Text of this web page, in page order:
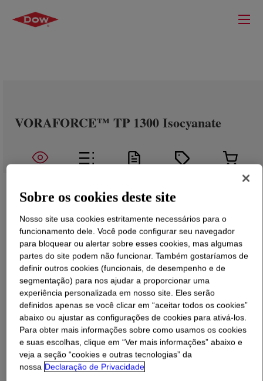
VORAFORCE™ TP 1300 Isocyanate
O que éVORAFORCE™ TP 1300 Isocyanate
In combination with VORAFORCE™ TP 1270 EU Polyol
and TM 3700 Additive it delivers a 3-component
Polyurethane system used for the manufacturing of
composites by pultrusion process. The resin system is
designed to have excellent wetting of reinforcements,
Sobre os cookies deste site
Nosso site usa cookies estritamente necessários para o
funcionamento dele. Você pode configurar seu navegador
para bloquear ou alertar sobre esses cookies, mas algumas
partes do site podem não funcionar. Também gostaríamos de
definir outros cookies (funcionais, de desempenho e de
segmentação) para nos ajudar a proporcionar uma
experiência personalizada em nosso site. Eles serão
definidos apenas se você clicar em “aceitar todos os cookies”
abaixo ou ajustar as configurações de cookies para ativá-los.
Para obter mais informações sobre como usamos os cookies
e suas escolhas, clique em “Ver mais informações” abaixo e
veja a seção “cookies e outras tecnologias” da
nossa Declaração de Privacidade